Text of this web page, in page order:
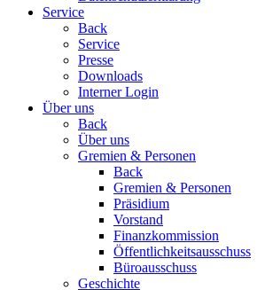
Service
Back
Service
Presse
Downloads
Interner Login
Über uns
Back
Über uns
Gremien & Personen
Back
Gremien & Personen
Präsidium
Vorstand
Finanzkommission
Öffentlichkeitsausschuss
Büroausschuss
Geschichte